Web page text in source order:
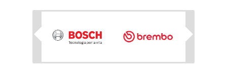
Renault - tecnologia motoristica
Electric concept vehicle`s
Benevento - 2017-06-13 Next